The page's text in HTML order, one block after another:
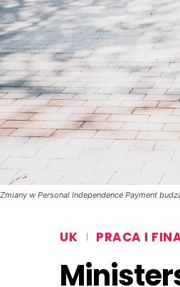
Zmiany w Personal Independence Payment
UK PRACA I